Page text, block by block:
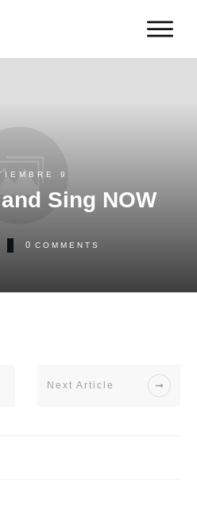
9
Sing NOW
0 COMMENTS
Next Article